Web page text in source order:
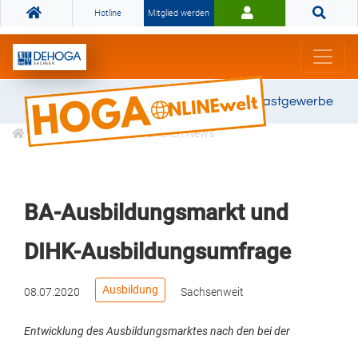
Hotline Mitglied werden
Gemeinsam stark für das Gastgewerbe
Informationen Branchen News
BA-Ausbildungsmarkt und
DIHK-Ausbildungsumfrage
08.07.2020 Ausbildung Sachsenweit
Entwicklung des Ausbildungsmarktes nach den bei der